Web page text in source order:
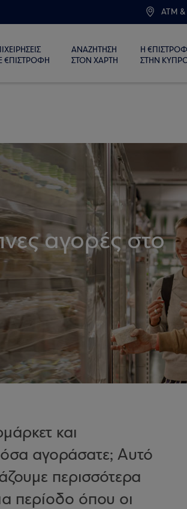
ATM
€ΠΙΣΤΡΟΦΗ
ΑΝΑΖΗΤΗΣΗ
ΣΤΟΝ ΧΑΡΤΗ
Η
ΣΤΗΝ
αγορές στο
και
όσα αγοράσατε; Αυτό
περισσότερα
περίοδο όπου οι